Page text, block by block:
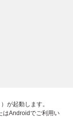
が起動します。
はAndroidでご利用い